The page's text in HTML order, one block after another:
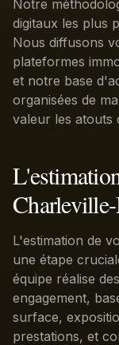
Notre
digitaux les plus
Nous diffusons
plateformes
et notre base
organisées de
valeur les atouts
L'estimation de
une étape
équipe réalise
engagement,
surface,
prestations, et